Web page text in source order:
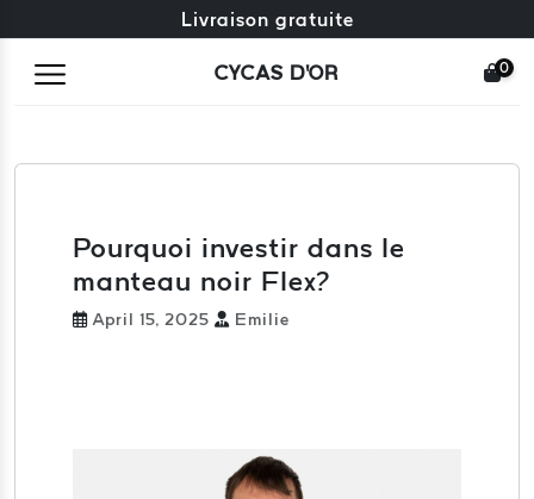
Échange gratuit + retours gratuits
Livraison gratuite
CYCAS D'OR 0
Pourquoi investir dans le
manteau noir Flex?
April 15, 2025 Emilie